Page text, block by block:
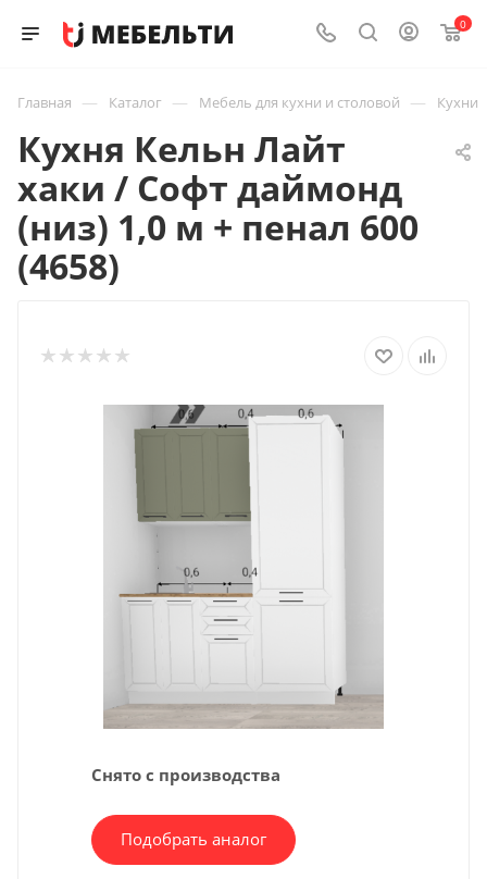
0
Главная — Каталог — Мебель для кухни и столовой — Кухни
Кухня Кельн Лайт
хаки / Софт даймонд
(низ) 1,0 м + пенал 600
(4658)
Снято с производства
Подобрать аналог